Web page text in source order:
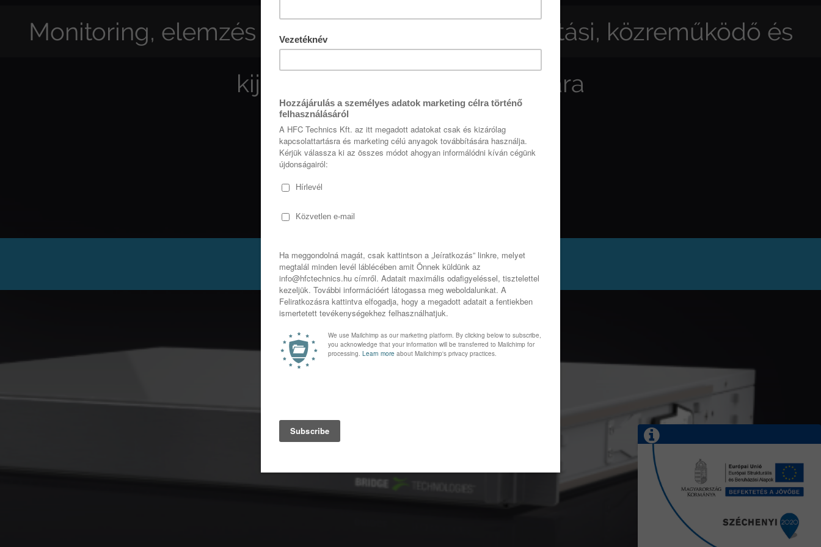
Monitoring, elemzés és távoli hozzáférés a gyártási, közreműködő és
kijátszó létesítmények számára
Ez a Bridgetech VB440